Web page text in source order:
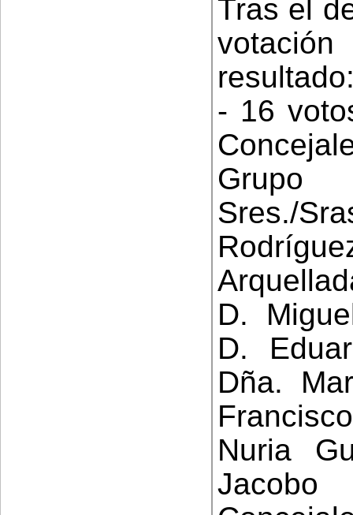
Tras el
- 16
Grupo
Sres./
D.
D.
Dña.
Nuria